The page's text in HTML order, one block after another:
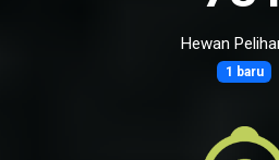
Hewan
1 baru